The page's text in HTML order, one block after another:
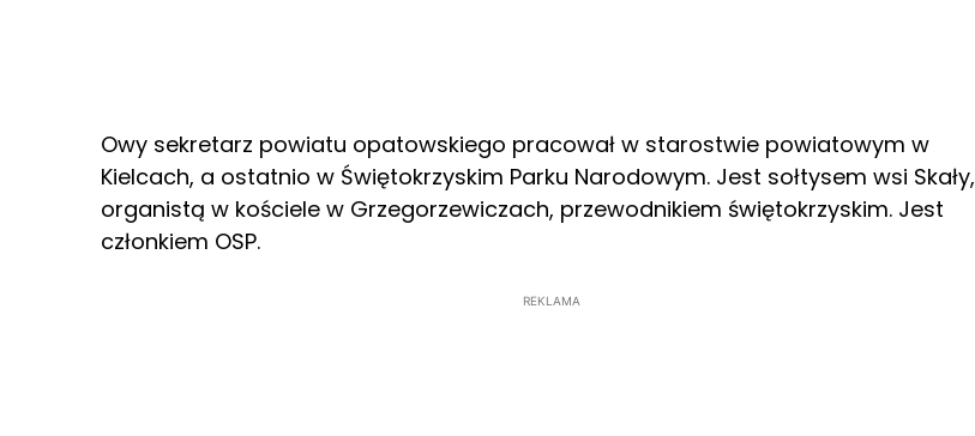
Owy sekretarz powiatu opatowskiego pracował w starostwie powiatowym w
Kielcach, a ostatnio w Świętokrzyskim Parku Narodowym. Jest sołtysem wsi Skały,
organistą w kościele w Grzegorzewiczach, przewodnikiem świętokrzyskim. Jest
członkiem OSP.
REKLAMA